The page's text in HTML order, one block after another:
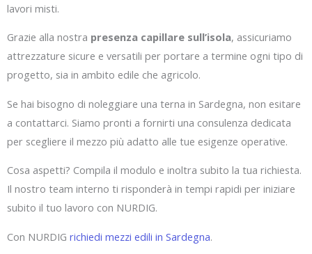
lavori misti.
Grazie alla nostra presenza capillare sull’isola, assicuriamo
attrezzature sicure e versatili per portare a termine ogni tipo di
progetto, sia in ambito edile che agricolo.
Se hai bisogno di noleggiare una terna in Sardegna, non esitare
a contattarci. Siamo pronti a fornirti una consulenza dedicata
per scegliere il mezzo più adatto alle tue esigenze operative.
Cosa aspetti? Compila il modulo e inoltra subito la tua richiesta.
Il nostro team interno ti risponderà in tempi rapidi per iniziare
subito il tuo lavoro con NURDIG.
Con NURDIG richiedi mezzi edili in Sardegna.